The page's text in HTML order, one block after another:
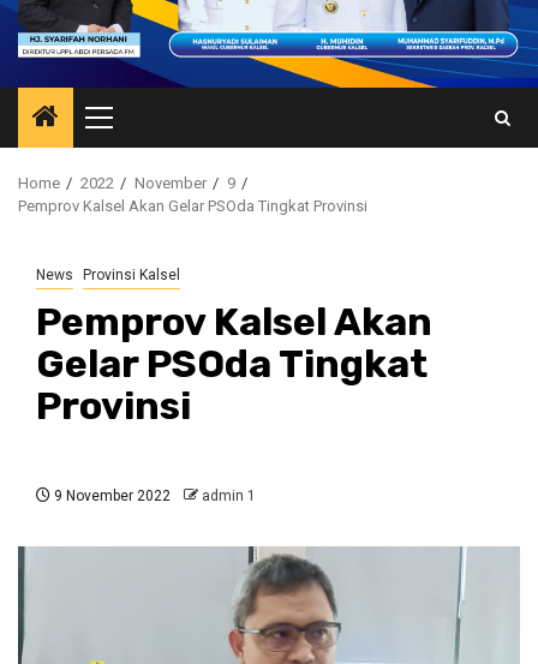
Primary
Menu
Home 2022 November
9
Pemprov Kalsel Akan Gelar PSOda Tingkat Provinsi
News Provinsi Kalsel
Pemprov Kalsel Akan
Gelar PSOda Tingkat
Provinsi
9 November 2022 admin 1